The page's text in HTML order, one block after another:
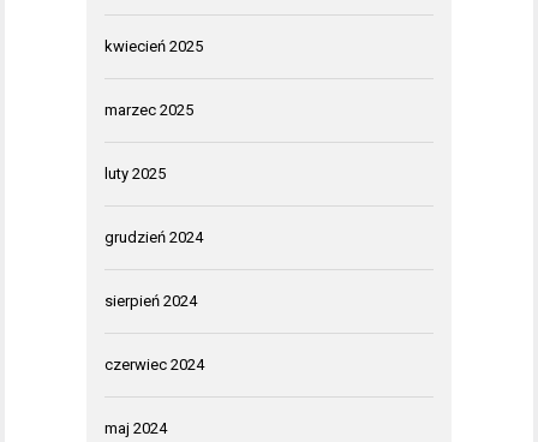
kwiecień 2025
marzec 2025
luty 2025
grudzień 2024
sierpień 2024
czerwiec 2024
maj 2024